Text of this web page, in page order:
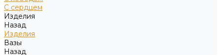
С сердцем
Изделия
Назад
Изделия
Вазы
Назад